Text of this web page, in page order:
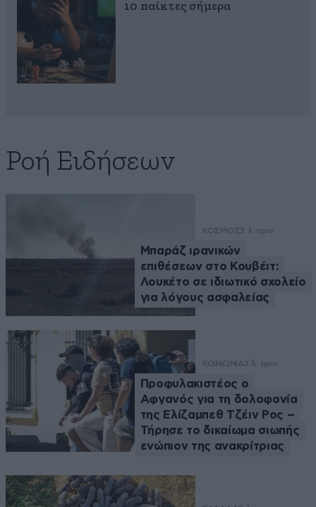
10 παίκτες σήμερα
Ροή Ειδήσεων
ΚΟΣΜΟΣ3 λ. πριν
Μπαράζ ιρανικών
επιθέσεων στο Κουβέιτ:
Λουκέτο σε ιδιωτικό σχολείο
για λόγους ασφαλείας
ΚΟΙΝΩΝΙΑ3 λ. πριν
Προφυλακιστέος ο
Αφγανός για τη δολοφονία
της Ελίζαμπεθ Τζέιν Ρος –
Τήρησε το δικαίωμα σιωπής
ενώπιον της ανακρίτριας